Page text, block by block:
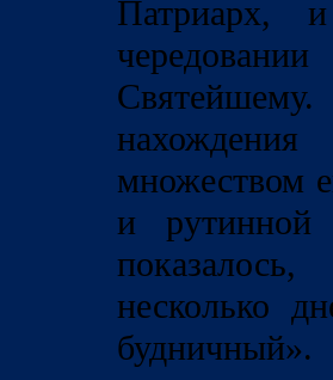
Патриарх,
множеством
и
несколько
будничный».